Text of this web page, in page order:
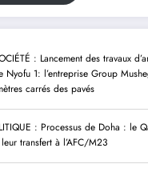
: Lancement des travaux
Nyofu 1: l’entreprise Group
carrés des pavés
: Processus de Doha : le
transfert à l’AFC/M23